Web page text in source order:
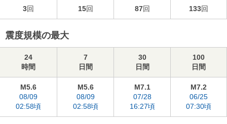
3回 15回 87回 133回
震度規模の最大
24
時間
7
日間
30
日間
100
日間
M5.6
08/09
02:58頃
M5.6
08/09
02:58頃
M7.1
07/28
16:27頃
M7.2
06/25
07:30頃